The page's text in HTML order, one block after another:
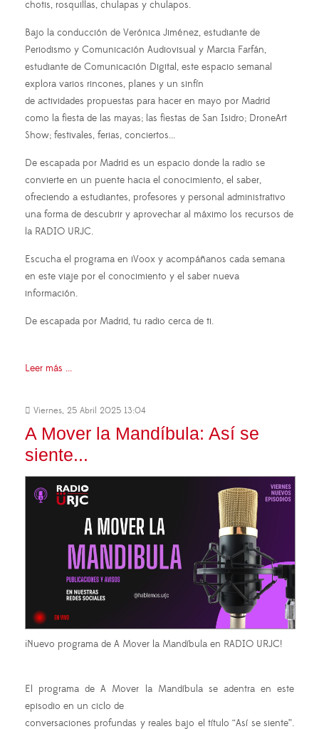
chotis, rosquillas, chulapas y chulapos.
Bajo la conducción de Verónica Jiménez, estudiante de
Periodismo y Comunicación Audiovisual y Marcia Farfán,
estudiante de Comunicación Digital, este espacio semanal
explora varios rincones, planes y un sinfín
de actividades propuestas para hacer en mayo por Madrid
como la fiesta de las mayas; las fiestas de San Isidro; DroneArt
Show; festivales, ferias, conciertos...
De escapada por Madrid es un espacio donde la radio se
convierte en un puente hacia el conocimiento, el saber,
ofreciendo a estudiantes, profesores y personal administrativo
una forma de descubrir y aprovechar al máximo los recursos de
la RADIO URJC.
Escucha el programa en iVoox y acompáñanos cada semana
en este viaje por el conocimiento y el saber nueva
información.
De escapada por Madrid, tu radio cerca de ti.
Leer más ...
Viernes, 25 Abril 2025 13:04
A Mover la Mandíbula: Así se
siente...
¡Nuevo programa de A Mover la Mandíbula en RADIO URJC!
El programa de A Mover la Mandíbula se adentra en este
episodio en un ciclo de
conversaciones profundas y reales bajo el título “Así se siente”.